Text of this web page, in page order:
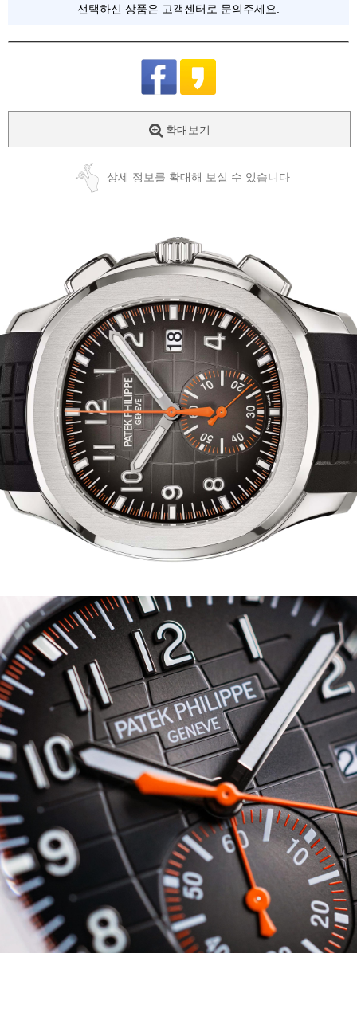
선택하신 상품은 고객센터로 문의주세요.
확대보기
상세 정보를 확대해 보실 수 있습니다